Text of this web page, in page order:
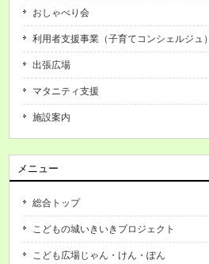
おしゃべり会
利用者支援事業（子育てコンシェルジュ）
出張広場
マタニティ支援
施設案内
メニュー
総合トップ
こどもの城いきいきプロジェクト
こども広場じゃん・けん・ぽん